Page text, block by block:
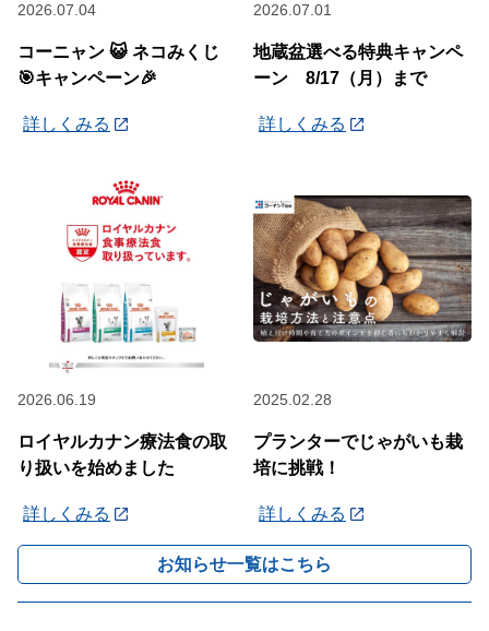
2026.07.04
コーニャン 😺 ネコみくじ
🎯キャンペーン🎉
詳しくみる
2026.07.01
地蔵盆選べる特典キャンペ
ーン 8/17（月）まで
詳しくみる
2026.06.19
ロイヤルカナン療法食の取
り扱いを始めました
詳しくみる
2025.02.28
プランターでじゃがいも栽
培に挑戦！
詳しくみる
お知らせ一覧はこちら